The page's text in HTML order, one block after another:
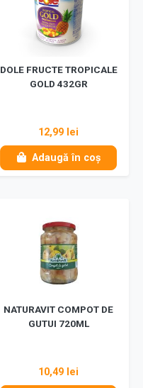
DOLE FRUCTE TROPICALE
GOLD 432GR
12,99 lei
Adaugă în coș
NATURAVIT COMPOT DE
GUTUI 720ML
10,49 lei